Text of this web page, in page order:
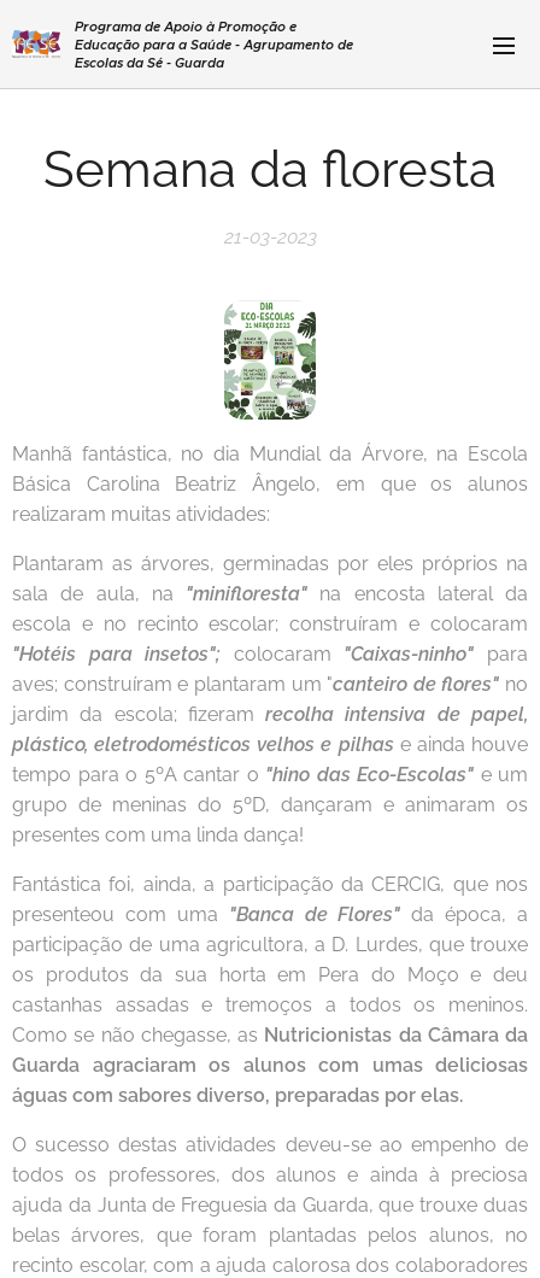
Programa de Apoio à Promoção e
Educação para a Saúde - Agrupamento de
Escolas da Sé - Guarda
Semana da floresta
21-03-2023
Manhã fantástica, no dia Mundial da Árvore, na Escola
Básica Carolina Beatriz Ângelo, em que os alunos
realizaram muitas atividades:
Plantaram as árvores, germinadas por eles próprios na
sala de aula, na "minifloresta" na encosta lateral da
escola e no recinto escolar; construíram e colocaram
"Hotéis para insetos"; colocaram "Caixas-ninho" para
aves; construíram e plantaram um "canteiro de flores" no
jardim da escola; fizeramrecolha intensiva de papel,
plástico, eletrodomésticos velhos e pilhas e ainda houve
tempo para o 5ºA cantar o "hino das Eco-Escolas" e um
grupo de meninas do 5ºD, dançaram e animaram os
presentes com uma linda dança!
Fantástica foi, ainda, a participação da CERCIG, que nos
presenteou com uma "Banca de Flores" da época, a
participação de uma agricultora, a D. Lurdes, que trouxe
os produtos da sua horta em Pera do Moço e deu
castanhas assadas e tremoços a todos os meninos.
Como se não chegasse, as Nutricionistas da Câmara da
Guarda agraciaram os alunos com umas deliciosas
águas com sabores diverso, preparadas por elas.
O sucesso destas atividades deveu-se ao empenho de
todos os professores, dos alunos e ainda à preciosa
ajuda da Junta de Freguesia da Guarda, que trouxe duas
belas árvores, que foram plantadas pelos alunos, no
recinto escolar, com a ajuda calorosa dos colaboradores